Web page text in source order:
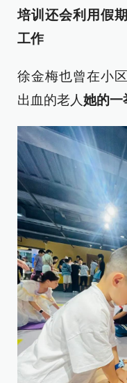
培训 还会利用假
工作
徐金梅也曾在小
出血的老人她的一